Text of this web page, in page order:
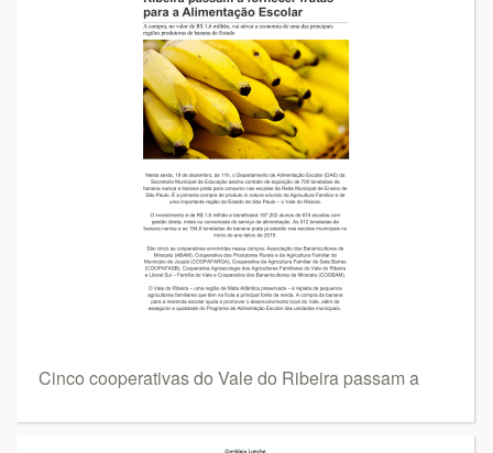
Cinco cooperativas do Vale do Ribeira passam a